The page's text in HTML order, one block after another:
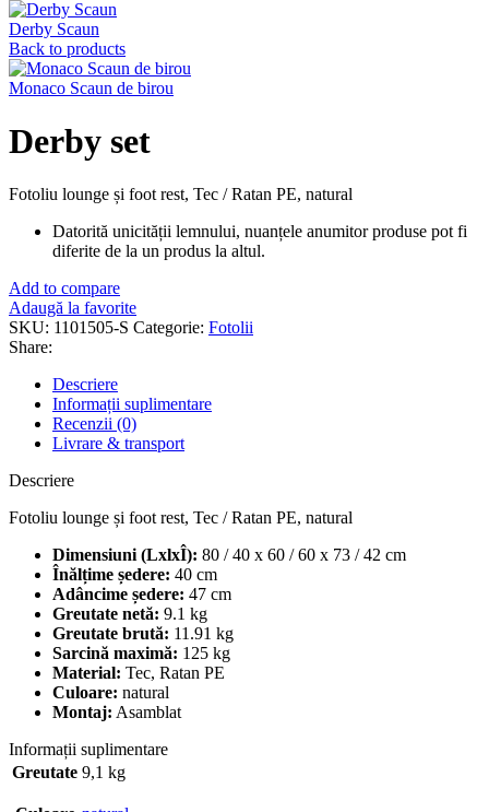
Derby Scaun
Back to products
Monaco Scaun de birou
Derby set
Fotoliu lounge și foot rest, Tec / Ratan PE, natural
Datorită unicității lemnului, nuanțele anumitor produse pot fi
diferite de la un produs la altul.
Add to compare
Adaugă la favorite
SKU: 1101505-S Categorie: Fotolii
Share:
Descriere
Informații suplimentare
Recenzii (0)
Livrare & transport
Descriere
Fotoliu lounge și foot rest, Tec / Ratan PE, natural
Dimensiuni (LxlxÎ): 80 / 40 x 60 / 60 x 73 / 42 cm
Înălțime ședere: 40 cm
Adâncime ședere: 47 cm
Greutate netă: 9.1 kg
Greutate brută: 11.91 kg
Sarcină maximă: 125 kg
Material: Tec, Ratan PE
Culoare: natural
Montaj: Asamblat
Informații suplimentare
Greutate 9,1 kg